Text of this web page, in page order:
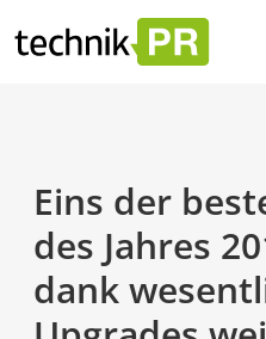
Eins der
des Jahres
dank